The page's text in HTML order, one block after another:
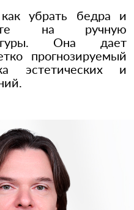
убрать бедра и
на ручную
Она дает
прогнозируемый
эстетических и